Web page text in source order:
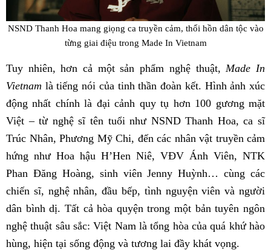
NSND Thanh Hoa mang giọng ca truyền cảm, thổi hồn dân tộc vào
từng giai điệu trong Made In Vietnam
Tuy nhiên, hơn cả một sản phẩm nghệ thuật, Made In
Vietnam là tiếng nói của tinh thần đoàn kết. Hình ảnh xúc
động nhất chính là đại cảnh quy tụ hơn 100 gương mặt
Việt – từ nghệ sĩ tên tuổi như NSND Thanh Hoa, ca sĩ
Trúc Nhân, Phương Mỹ Chi, đến các nhân vật truyền cảm
hứng như Hoa hậu H’Hen Niê, VĐV Ánh Viên, NTK
Phan Đăng Hoàng, sinh viên Jenny Huỳnh… cùng các
chiến sĩ, nghệ nhân, đầu bếp, tình nguyện viên và người
dân bình dị. Tất cả hòa quyện trong một bản tuyên ngôn
nghệ thuật sâu sắc: Việt Nam là tổng hòa của quá khứ hào
hùng, hiện tại sống động và tương lai đầy khát vọng.